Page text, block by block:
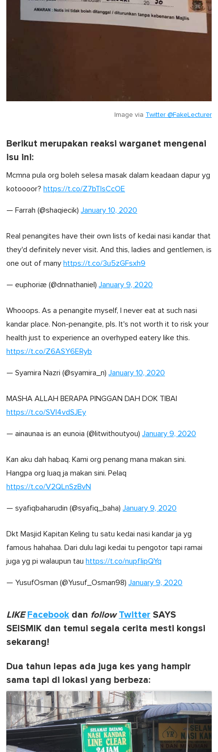
Image via Twitter @FakeLecturer
Berikut merupakan reaksi warganet mengenai
isu ini:
Mcmna pula org boleh selesa masak dalam keadaan dapur yg
kotoooor? https://t.co/Z7bTlsCcOE
— Farrah (@shaqiecik) January 10, 2020
Real penangites have their own lists of kedai nasi kandar that
they'd definitely never visit. And this, ladies and gentlemen, is
one out of many https://t.co/3u5zGFsxh9
— euphoriæ (@dnnathaniel) January 9, 2020
Whooops. As a penangite myself, I never eat at such nasi
kandar place. Non-penangite, pls. It's not worth it to risk your
health just to experience an overhyped eatery like this.
https://t.co/Z6ASY6ERyb
— Syamira Nazri (@syamira_n) January 10, 2020
MASHA ALLAH BERAPA PINGGAN DAH DOK TIBAI
https://t.co/SVl4vdSJEy
— ainaunaa is an eunoia (@litwithoutyou) January 9, 2020
Kan aku dah habaq. Kami org penang mana makan sini.
Hangpa org luaq ja makan sini. Pelaq
https://t.co/V2QLnSzBvN
— syafiqbaharudin (@syafiq_baha) January 9, 2020
Dkt Masjid Kapitan Keling tu satu kedai nasi kandar ja yg
famous hahahaa. Dari dulu lagi kedai tu pengotor tapi ramai
juga yg pi walaupun tau https://t.co/nupfIipQYq
— YusufOsman (@Yusuf_Osman98) January 9, 2020
LIKE Facebook dan follow Twitter SAYS
SEISMIK dan temui segala cerita mesti kongsi
sekarang!
Dua tahun lepas ada juga kes yang hampir
sama tapi di lokasi yang berbeza: